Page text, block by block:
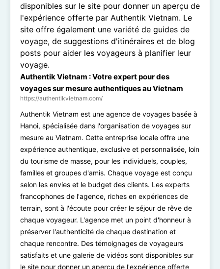
Authentik Vietnam : Votre expert pour des
voyages sur mesure authentiques au Vietnam
https://authentikvietnam.com/
Authentik Vietnam est une agence de voyages basée à
Hanoi, spécialisée dans l'organisation de voyages sur
mesure au Vietnam. Cette entreprise locale offre une
expérience authentique, exclusive et personnalisée, loin
du tourisme de masse, pour les individuels, couples,
familles et groupes d'amis. Chaque voyage est conçu
selon les envies et le budget des clients. Les experts
francophones de l'agence, riches en expériences de
terrain, sont à l'écoute pour créer le séjour de rêve de
chaque voyageur. L'agence met un point d'honneur à
préserver l'authenticité de chaque destination et
chaque rencontre. Des témoignages de voyageurs
satisfaits et une galerie de vidéos sont disponibles sur
le site pour donner un aperçu de l'expérience offerte